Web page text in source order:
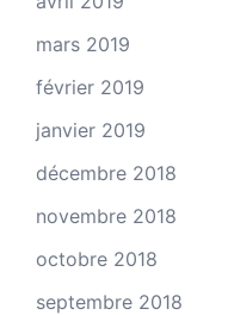
mars 2019
février 2019
janvier 2019
décembre 2018
novembre 2018
octobre 2018
septembre 2018